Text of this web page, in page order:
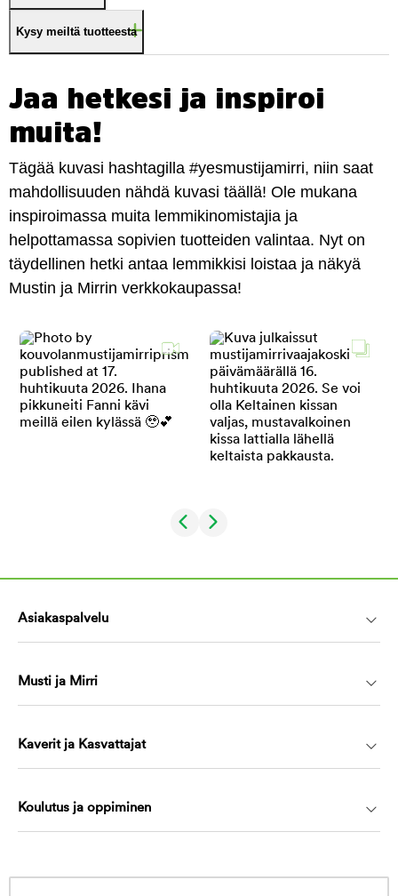
Kysy meiltä tuotteesta
Jaa hetkesi ja inspiroi
muita!
Tägää kuvasi hashtagilla #yesmustijamirri, niin saat
mahdollisuuden nähdä kuvasi täällä! Ole mukana
inspiroimassa muita lemmikinomistajia ja
helpottamassa sopivien tuotteiden valintaa. Nyt on
täydellinen hetki antaa lemmikkisi loistaa ja näkyä
Mustin ja Mirrin verkkokaupassa!
Asiakaspalvelu
Musti ja Mirri
Kaverit ja Kasvattajat
Koulutus ja oppiminen